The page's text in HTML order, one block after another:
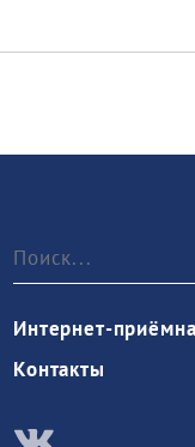
Интернет-
Контакты